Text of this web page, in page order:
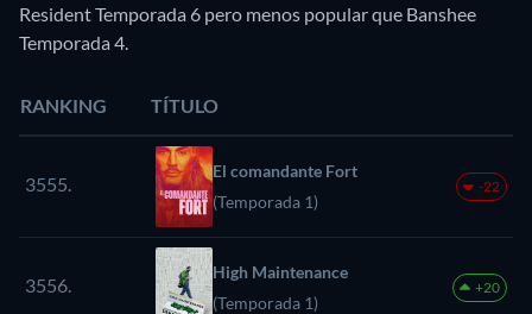
Resident Temporada 6 pero menos popular que Banshee
Temporada 4.
RANKING TÍTULO
3555.
El comandante Fort
(Temporada 1)
-22
3556.
High Maintenance
(Temporada 1)
+20